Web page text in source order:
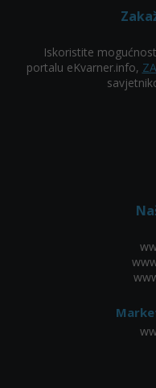
Iskoristite
portalu eKvarner.info,